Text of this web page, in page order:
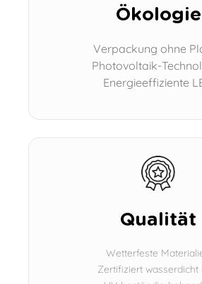
Ökologie
Verpackung ohne
Photovoltaik-
Energieeffiziente
Qualität
Wetterfeste
Zertifiziert wasserdicht